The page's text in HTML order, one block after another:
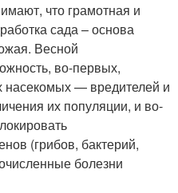
что грамотная и
сада – основа
Весной
во-первых,
насекомых — вредителей и
их популяции, и во-
(грибов, бактерий,
болезни